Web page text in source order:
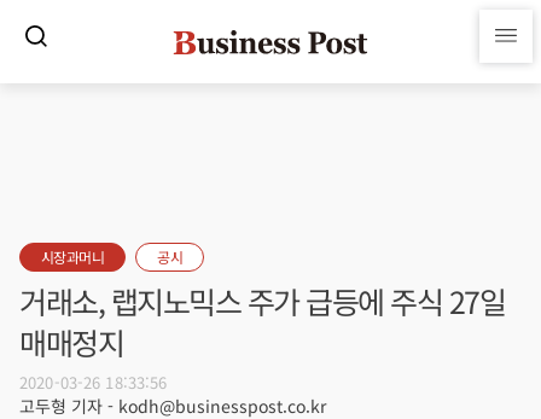
시장과머니 공시
거래소, 랩지노믹스 주가 급등에 주식 27일
매매정지
2020-03-26 18:33:56
고두형 기자 - kodh@businesspost.co.kr